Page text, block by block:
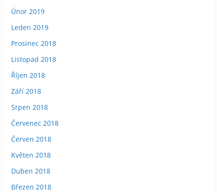
Únor 2019
Leden 2019
Prosinec 2018
Listopad 2018
Říjen 2018
Září 2018
Srpen 2018
Červenec 2018
Červen 2018
Květen 2018
Duben 2018
Březen 2018